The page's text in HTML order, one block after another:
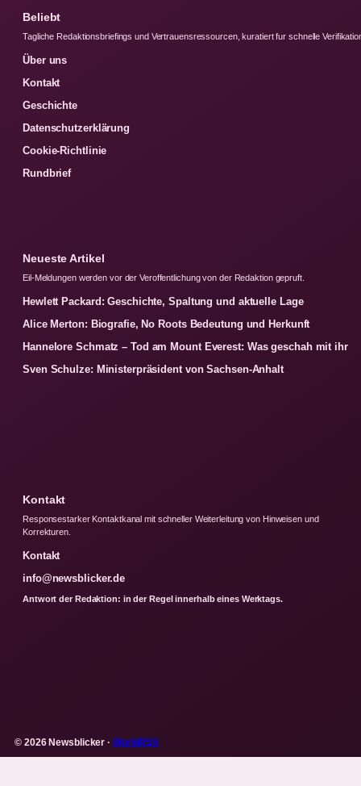
Beliebt
Tagliche Redaktionsbriefings und Vertrauensressourcen, kuratiert fur schnelle
Über uns
Kontakt
Geschichte
Datenschutzerklärung
Cookie-Richtlinie
Rundbrief
Neueste Artikel
Eil-Meldungen werden vor der Veroffentlichung von der Redaktion gepruft.
Hewlett Packard: Geschichte, Spaltung und aktuelle Lage
Alice Merton: Biografie, No Roots Bedeutung und Herkunft
Hannelore Schmatz – Tod am Mount Everest: Was geschah mit ihr
Sven Schulze: Ministerpräsident von Sachsen-Anhalt
Kontakt
Responsestarker Kontaktkanal mit schneller Weiterleitung von Hinweisen und
Korrekturen.
Kontakt
info@newsblicker.de
Antwort der Redaktion: in der Regel innerhalb eines Werktags.
© 2026 Newsblicker · WorldRSS